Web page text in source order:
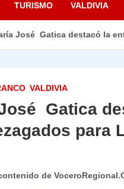
TURISMO VALDIVIA
José Gatica destacó la
VALDIVIA
Gatica
para
de